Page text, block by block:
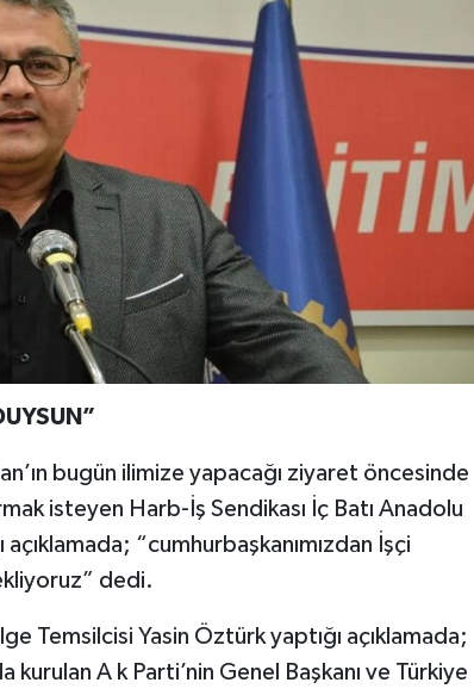
bugün ilimize yapacağı ziyaret öncesinde
isteyen Harb-İş Sendikası İç Batı Anadolu
“cumhurbaşkanımızdan İşçi
dedi.
Temsilcisi Yasin Öztürk yaptığı açıklamada;
kurulan A k Parti’nin Genel Başkanı ve Türkiye